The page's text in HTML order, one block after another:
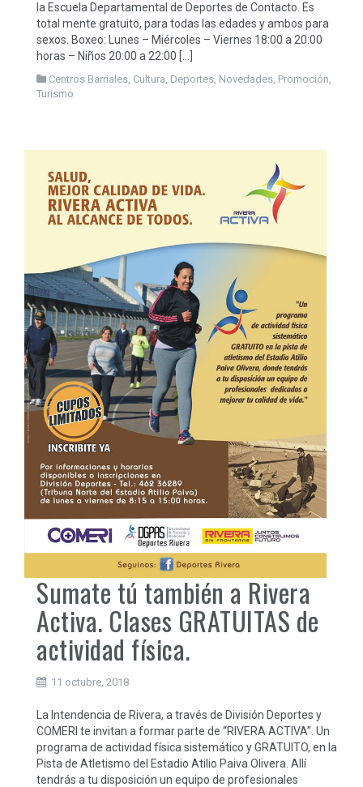
la Escuela Departamental de Deportes de Contacto. Es
total mente gratuito, para todas las edades y ambos para
sexos. Boxeo: Lunes – Miércoles – Viernes 18:00 a 20:00
horas – Niños 20:00 a 22:00 […]
Centros Barriales, Cultura, Deportes, Novedades, Promoción,
Turismo
Sumate tú también a Rivera
Activa. Clases GRATUITAS de
actividad física.
11 octubre, 2018
La Intendencia de Rivera, a través de División Deportes y
COMERI te invitan a formar parte de “RIVERA ACTIVA”. Un
programa de actividad física sistemático y GRATUITO, en la
Pista de Atletismo del Estadio Atilio Paiva Olivera. Allí
tendrás a tu disposición un equipo de profesionales